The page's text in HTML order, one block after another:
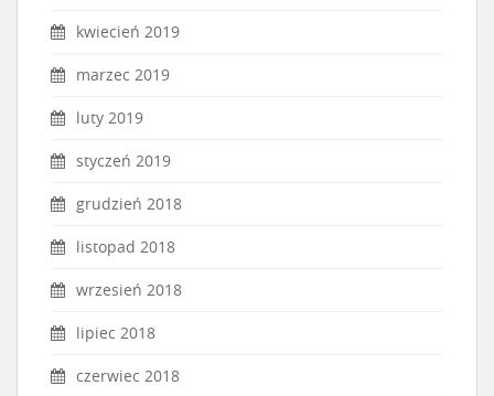
kwiecień 2019
marzec 2019
luty 2019
styczeń 2019
grudzień 2018
listopad 2018
wrzesień 2018
lipiec 2018
czerwiec 2018